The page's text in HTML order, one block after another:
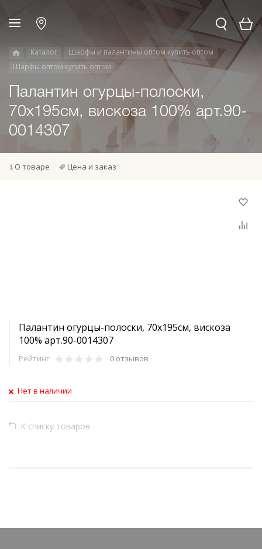
Каталог
Шарфы и палантины оптом купить оптом
Шарфы оптом купить оптом
Палантин огурцы-полоски,
70х195см, вискоза 100% арт.90-
0014307
О товаре Цена и заказ
Палантин огурцы-полоски, 70х195см, вискоза
100% арт.90-0014307
Рейтинг: 0 отзывов
Нет в наличии
К списку товаров